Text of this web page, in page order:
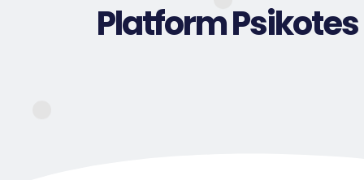
Platform